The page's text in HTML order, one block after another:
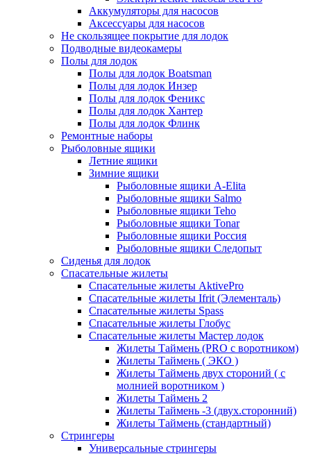
Аккумуляторы для насосов
Аксессуары для насосов
Не скользящее покрытие для лодок
Подводные видеокамеры
Полы для лодок
Полы для лодок Boatsman
Полы для лодок Инзер
Полы для лодок Феникс
Полы для лодок Хантер
Полы для лодок Флинк
Ремонтные наборы
Рыболовные ящики
Летние ящики
Зимние ящики
Рыболовные ящики A-Elita
Рыболовные ящики Salmo
Рыболовные ящики Teho
Рыболовные ящики Tonar
Рыболовные ящики Россия
Рыболовные ящики Следопыт
Сиденья для лодок
Спасательные жилеты
Спасательные жилеты AktivePro
Спасательные жилеты Ifrit (Элементаль)
Спасательные жилеты Spass
Спасательные жилеты Глобус
Спасательные жилеты Мастер лодок
Жилеты Таймень (PRO c воротником)
Жилеты Таймень ( ЭКО )
Жилеты Таймень двух стороний ( с
молнией воротником )
Жилеты Таймень 2
Жилеты Таймень -3 (двух.сторонний)
Жилеты Таймень (стандартный)
Стрингеры
Универсальные стрингеры